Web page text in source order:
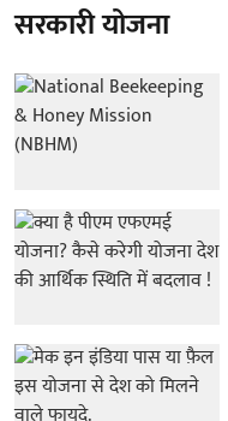
सरकारी योजना